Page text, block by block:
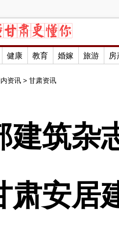
健康 教育 婚嫁 旅游 房
资讯 > 甘肃资讯
建筑
肃安居